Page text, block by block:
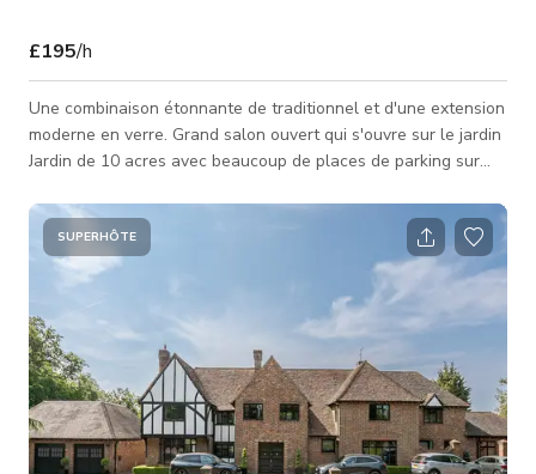
£195/h
Une combinaison étonnante de traditionnel et d'une extension
moderne en verre. Grand salon ouvert qui s'ouvre sur le jardin
Jardin de 10 acres avec beaucoup de places de parking sur
ouverte, salle à manger et salon avec portes coulissantes
donnant sur le grand jardin et la vue. 1 x salon formel 1 x
salle de billard Salle TV Salle de jeux 6 x chambres 2 x salles
de bain 4 x salles de douche 1 x toilettes au rez-de-chaussée
(non acce
SUPERHÔTE